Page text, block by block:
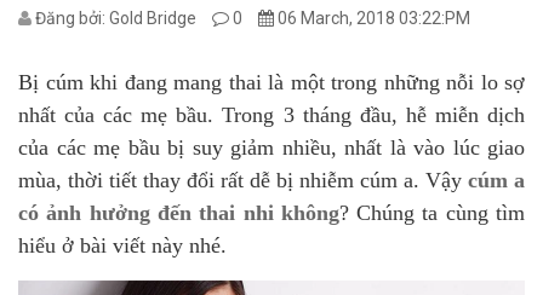
Đăng bởi: Gold Bridge 0 06 March, 2018 03:22:PM
Bị cúm khi đang mang thai là một trong những nỗi lo sợ
nhất của các mẹ bầu. Trong 3 tháng đầu, hễ miễn dịch
của các mẹ bầu bị suy giảm nhiều, nhất là vào lúc giao
mùa, thời tiết thay đổi rất dễ bị nhiễm cúm a. Vậy cúm a
có ảnh hưởng đến thai nhi không? Chúng ta cùng tìm
hiểu ở bài viết này nhé.